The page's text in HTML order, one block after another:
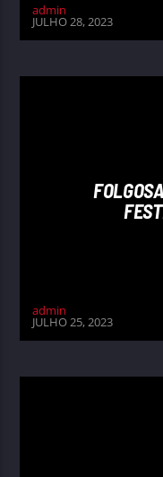
admin
JULHO 28, 2023
admin
JULHO 25, 2023